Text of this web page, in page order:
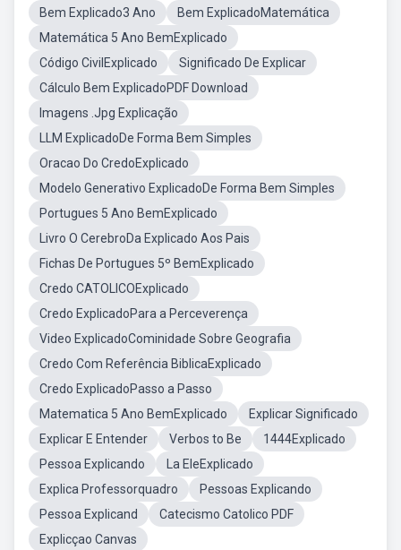
Bem Explicado3 Ano
Bem ExplicadoMatemática
Matemática 5 Ano BemExplicado
Código CivilExplicado
Significado De Explicar
Cálculo Bem ExplicadoPDF Download
Imagens .Jpg Explicação
LLM ExplicadoDe Forma Bem Simples
Oracao Do CredoExplicado
Modelo Generativo ExplicadoDe Forma Bem Simples
Portugues 5 Ano BemExplicado
Livro O CerebroDa Explicado Aos Pais
Fichas De Portugues 5º BemExplicado
Credo CATOLICOExplicado
Credo ExplicadoPara a Perceverença
Video ExplicadoCominidade Sobre Geografia
Credo Com Referência BiblicaExplicado
Credo ExplicadoPasso a Passo
Matematica 5 Ano BemExplicado
Explicar Significado
Explicar E Entender
Verbos to Be
1444Explicado
Pessoa Explicando
La EleExplicado
Explica Professorquadro
Pessoas Explicando
Pessoa Explicand
Catecismo Catolico PDF
Explicçao Canvas